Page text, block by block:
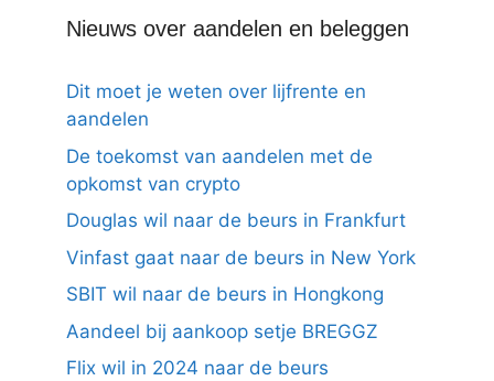
Nieuws over aandelen en beleggen
Dit moet je weten over lijfrente en
aandelen
De toekomst van aandelen met de
opkomst van crypto
Douglas wil naar de beurs in Frankfurt
Vinfast gaat naar de beurs in New York
SBIT wil naar de beurs in Hongkong
Aandeel bij aankoop setje BREGGZ
Flix wil in 2024 naar de beurs